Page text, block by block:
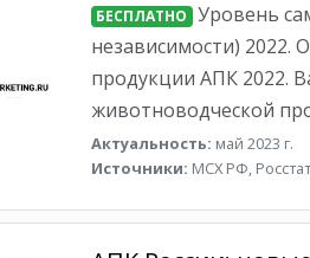
БЕСПЛАТНО Уровень
независимости) 2022.
продукции АПК 2022.
животноводческой
Актуальность: май 2023 г.
Источники: МСХ РФ,